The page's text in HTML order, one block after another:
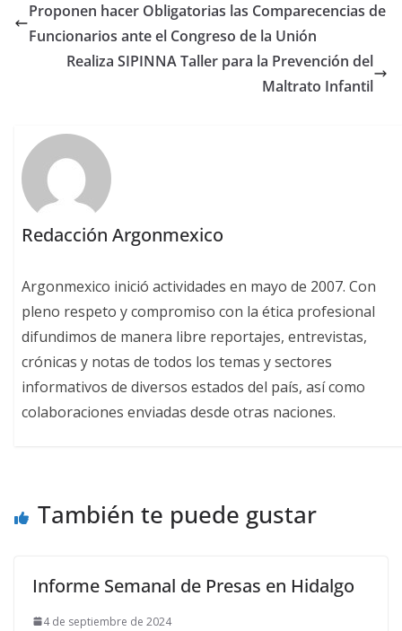
Proponen hacer Obligatorias las Comparecencias de
Funcionarios ante el Congreso de la Unión
Realiza SIPINNA Taller para la Prevención del
Maltrato Infantil
Redacción Argonmexico
Argonmexico inició actividades en mayo de 2007. Con
pleno respeto y compromiso con la ética profesional
difundimos de manera libre reportajes, entrevistas,
crónicas y notas de todos los temas y sectores
informativos de diversos estados del país, así como
colaboraciones enviadas desde otras naciones.
También te puede gustar
Informe Semanal de Presas en Hidalgo
4 de septiembre de 2024